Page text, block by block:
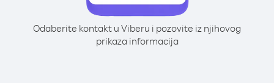
Odaberite kontakt u Viberu i pozovite iz njihovog
prikaza informacija